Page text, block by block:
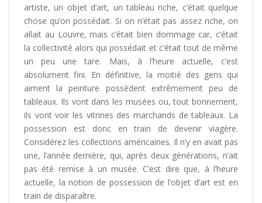
artiste, un objet d’art, un tableau riche, c’était quelque
chose qu’on possédait. Si on n’était pas assez riche, on
allait au Louvre, mais c’était bien dommage car, c’était
la collectivité alors qui possédait et c’était tout de même
un peu une tare. Mais, à l’heure actuelle, c’est
absolument fini. En définitive, la moitié des gens qui
aiment la peinture possèdent extrêmement peu de
tableaux. Ils vont dans les musées ou, tout bonnement,
ils vont voir les vitrines des marchands de tableaux. La
possession est donc en train de devenir viagère.
Considérez les collections américaines. Il n’y en avait pas
une, l’année dernière, qui, après deux générations, n’ait
pas été remise à un musée. C’est dire que, à l’heure
actuelle, la notion de possession de l’objet d’art est en
train de disparaître.